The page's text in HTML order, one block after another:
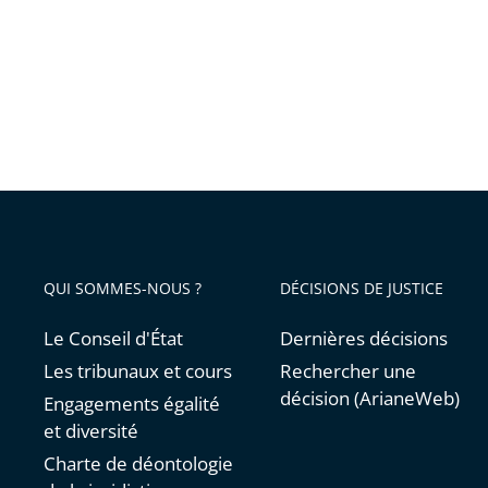
QUI SOMMES-NOUS ?
Le Conseil d'État
Les tribunaux et cours
Engagements égalité
et diversité
Charte de déontologie
DÉCISIONS DE JUSTICE
Dernières décisions
Rechercher une
décision (ArianeWeb)